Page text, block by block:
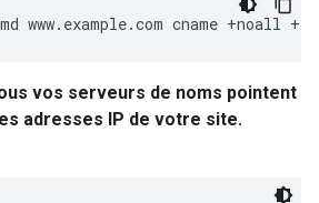
www.example.com cname +noall
vos serveurs de noms pointent
adresses IP de votre site.